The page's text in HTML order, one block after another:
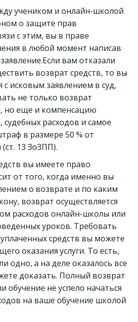
учеником и онлайн-школой
о защите прав
с этим, вы в праве
в любой момент написав
вам отказали
возврат средств, то вы
с исковым заявлением в суд,
не только возврат
но еще и компенсацию
расходов и самое
в размере 50 % от
13 ЗоЗПП).
вы имеете право
от того, когда именно вы
о возврате и по каким
возврат осуществляется
расходов онлайн-школы или
уроков. Требовать
средств вы можете
оказания услуги. То есть,
одно, а на деле оказалось все
доказать. Полный возврат
обучение не успело начаться
на ваше обучение школой